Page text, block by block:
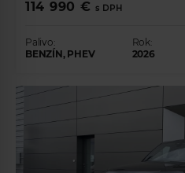
114 990 € s DPH
Palivo:
BENZÍN, PHEV
Rok:
2026